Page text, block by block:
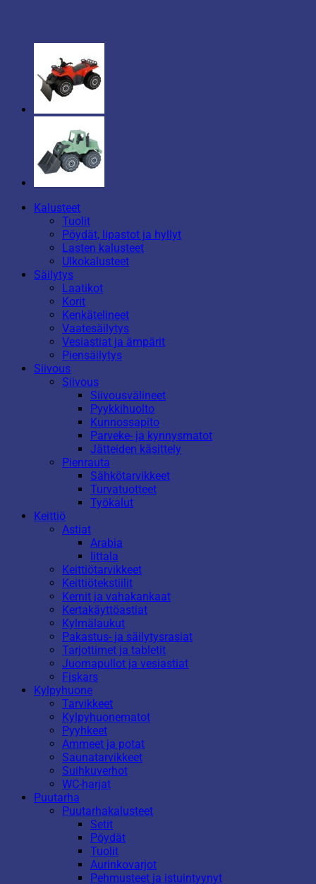
Kalusteet
Tuolit
Pöydät, lipastot ja hyllyt
Lasten kalusteet
Ulkokalusteet
Säilytys
Laatikot
Korit
Kenkätelineet
Vaatesäilytys
Vesiastiat ja ämpärit
Piensäilytys
Siivous
Siivous
Siivousvälineet
Pyykkihuolto
Kunnossapito
Parveke- ja kynnysmatot
Jätteiden käsittely
Pienrauta
Sähkötarvikkeet
Turvatuotteet
Työkalut
Keittiö
Astiat
Arabia
Iittala
Keittiötarvikkeet
Keittiötekstiilit
Kernit ja vahakankaat
Kertakäyttöastiat
Kylmälaukut
Pakastus- ja säilytysrasiat
Tarjottimet ja tabletit
Juomapullot ja vesiastiat
Fiskars
Kylpyhuone
Tarvikkeet
Kylpyhuonematot
Pyyhkeet
Ammeet ja potat
Saunatarvikkeet
Suihkuverhot
WC-harjat
Puutarha
Puutarhakalusteet
Setit
Pöydät
Tuolit
Aurinkovarjot
Pehmusteet ja istuintyynyt